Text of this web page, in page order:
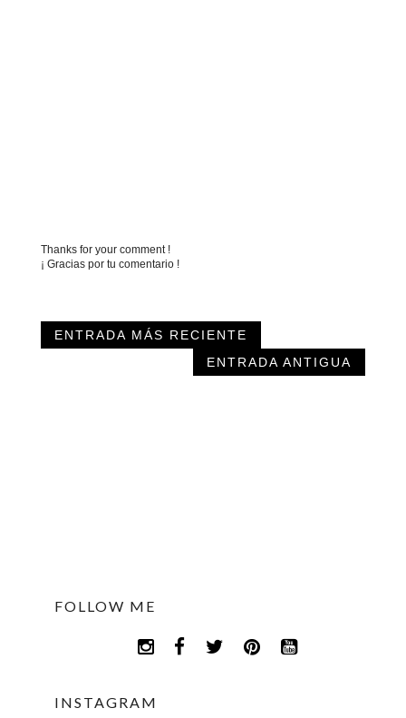
Thanks for your comment !
¡ Gracias por tu comentario !
ENTRADA MÁS RECIENTE
ENTRADA ANTIGUA
FOLLOW ME
INSTAGRAM